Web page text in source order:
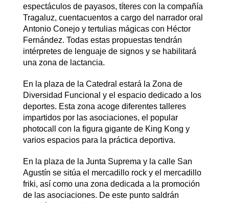
espectáculos de payasos, títeres con la compañía
Tragaluz, cuentacuentos a cargo del narrador oral
Antonio Conejo y tertulias mágicas con Héctor
Fernández. Todas estas propuestas tendrán
intérpretes de lenguaje de signos y se habilitará
una zona de lactancia.
En la plaza de la Catedral estará la Zona de
Diversidad Funcional y el espacio dedicado a los
deportes. Esta zona acoge diferentes talleres
impartidos por las asociaciones, el popular
photocall con la figura gigante de King Kong y
varios espacios para la práctica deportiva.
En la plaza de la Junta Suprema y la calle San
Agustín se sitúa el mercadillo rock y el mercadillo
friki, así como una zona dedicada a la promoción
de las asociaciones. De este punto saldrán